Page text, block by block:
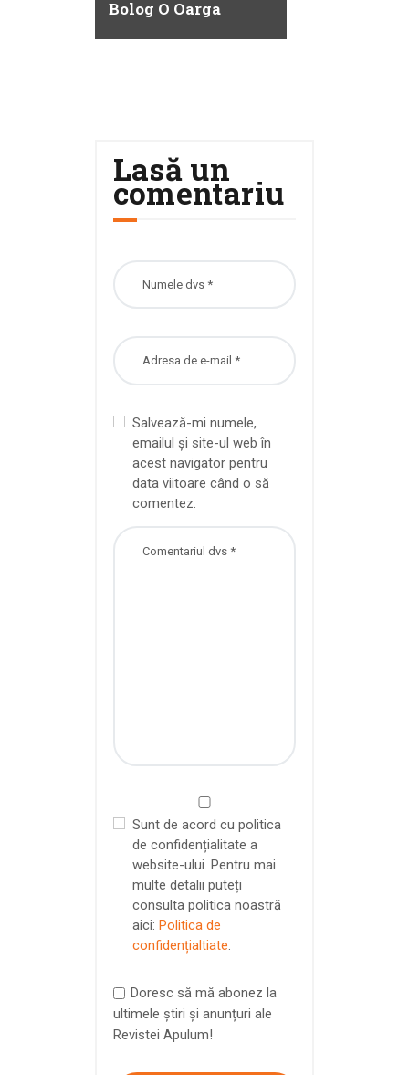
Bolog O Oarga
Lasă un
comentariu
Salvează-mi numele,
emailul și site-ul web în
acest navigator pentru
data viitoare când o să
comentez.
Sunt de acord cu politica
de confidențialitate a
website-ului. Pentru mai
multe detalii puteți
consulta politica noastră
aici: Politica de
confidențialtiate.
Doresc să mă abonez la
ultimele știri și anunțuri ale
Revistei Apulum!